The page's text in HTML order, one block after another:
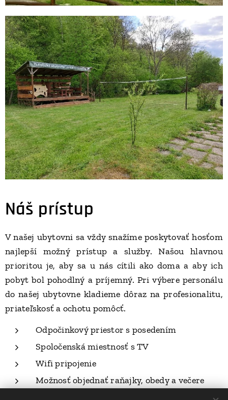
Náš prístup
V našej ubytovni sa vždy snažíme poskytovať hosťom
najlepší možný prístup a služby. Našou hlavnou
prioritou je, aby sa u nás cítili ako doma a aby ich
pobyt bol pohodlný a príjemný. Pri výbere personálu
do našej ubytovne kladieme dôraz na profesionalitu,
priateľskosť a ochotu pomôcť.
Odpočinkový priestor s posedením
Spoločenská miestnosť s TV
Wifi pripojenie
Možnosť objednať raňajky, obedy a večere
Možnosť usporiadania spoločenskej alebo inej